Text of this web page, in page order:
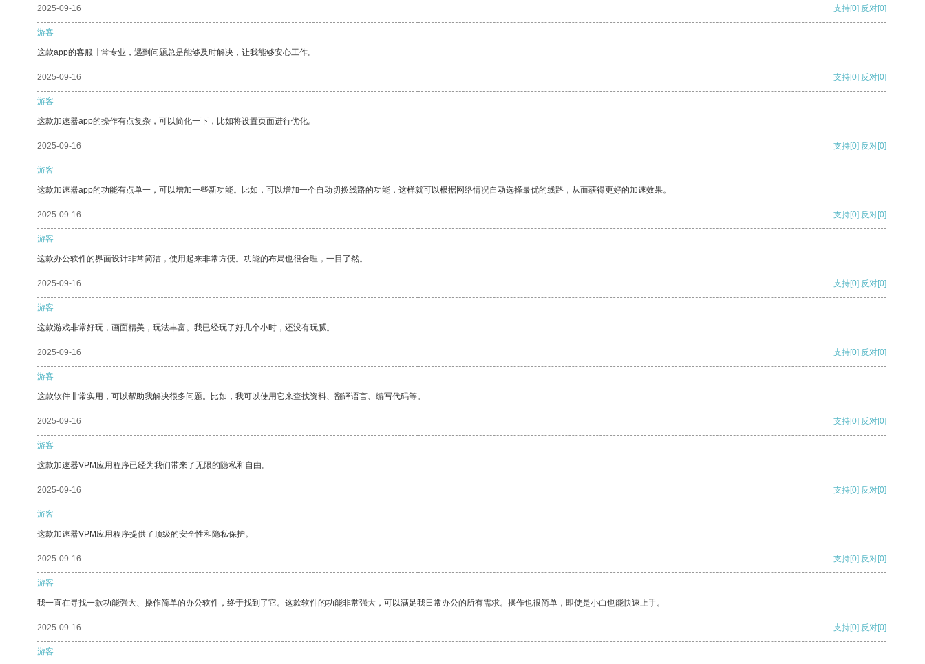
2025-09-16 支持[0] 反对[0]
游客
这款app的客服非常专业，遇到问题总是能够及时解决，让我能够安心工作。
2025-09-16 支持[0] 反对[0]
游客
这款加速器app的操作有点复杂，可以简化一下，比如将设置页面进行优化。
2025-09-16 支持[0] 反对[0]
游客
这款加速器app的功能有点单一，可以增加一些新功能。比如，可以增加一个自动切换线路的功能，这样就可以根据网络情况自动选择最优的线路，从而获得更好的加速效果。
2025-09-16 支持[0] 反对[0]
游客
这款办公软件的界面设计非常简洁，使用起来非常方便。功能的布局也很合理，一目了然。
2025-09-16 支持[0] 反对[0]
游客
这款游戏非常好玩，画面精美，玩法丰富。我已经玩了好几个小时，还没有玩腻。
2025-09-16 支持[0] 反对[0]
游客
这款软件非常实用，可以帮助我解决很多问题。比如，我可以使用它来查找资料、翻译语言、编写代码等。
2025-09-16 支持[0] 反对[0]
游客
这款加速器VPM应用程序已经为我们带来了无限的隐私和自由。
2025-09-16 支持[0] 反对[0]
游客
这款加速器VPM应用程序提供了顶级的安全性和隐私保护。
2025-09-16 支持[0] 反对[0]
游客
我一直在寻找一款功能强大、操作简单的办公软件，终于找到了它。这款软件的功能非常强大，可以满足我日常办公的所有需求。操作也很简单，即使是小白也能快速上手。
2025-09-16 支持[0] 反对[0]
游客